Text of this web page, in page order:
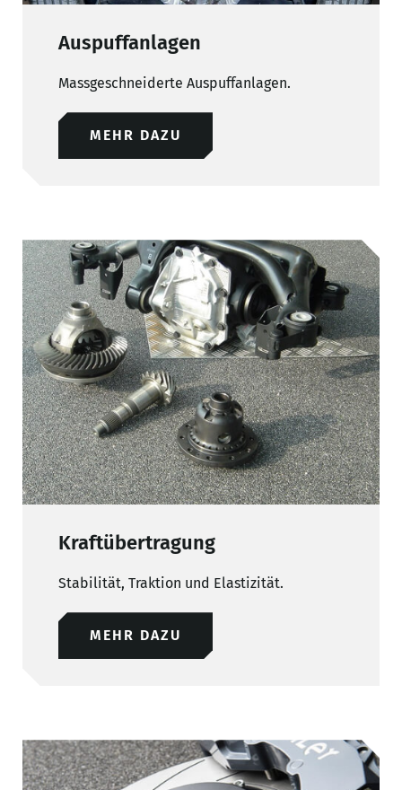
Auspuffanlagen
Massgeschneiderte Auspuffanlagen.
MEHR DAZU
Kraftübertragung
Stabilität, Traktion und Elastizität.
MEHR DAZU